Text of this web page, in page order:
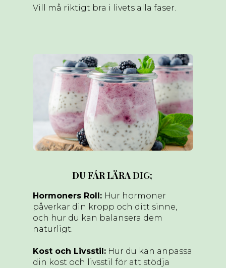
Vill må riktigt bra i livets alla faser.
DU FÅR LÄRA DIG;
Hormoners Roll: Hur hormoner
påverkar din kropp och ditt sinne,
och hur du kan balansera dem
naturligt.
Kost och Livsstil: Hur du kan anpassa
din kost och livsstil för att stödja